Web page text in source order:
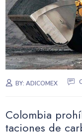
BY:ADICOMEX
Colombia
taciones de